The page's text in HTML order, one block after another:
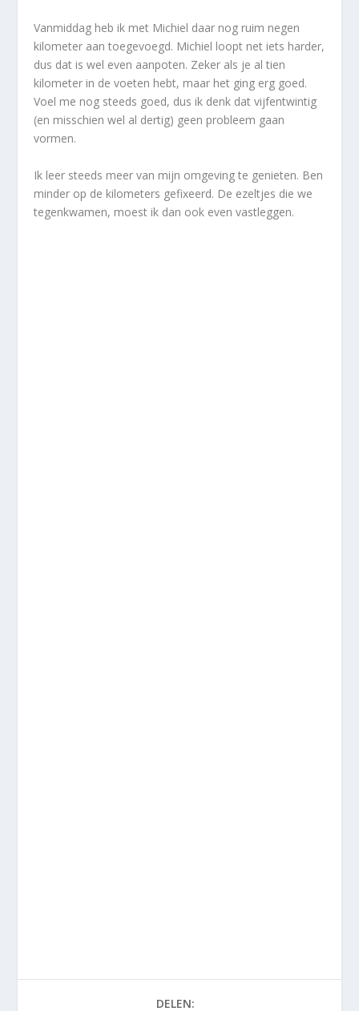
Vanmiddag heb ik met Michiel daar nog ruim negen
kilometer aan toegevoegd. Michiel loopt net iets harder,
dus dat is wel even aanpoten. Zeker als je al tien
kilometer in de voeten hebt, maar het ging erg goed.
Voel me nog steeds goed, dus ik denk dat vijfentwintig
(en misschien wel al dertig) geen probleem gaan
vormen.
Ik leer steeds meer van mijn omgeving te genieten. Ben
minder op de kilometers gefixeerd. De ezeltjes die we
tegenkwamen, moest ik dan ook even vastleggen.
DELEN: